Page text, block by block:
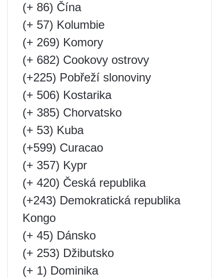
(+ 86) Čína
(+ 57) Kolumbie
(+ 269) Komory
(+ 682) Cookovy ostrovy
(+225) Pobřeží slonoviny
(+ 506) Kostarika
(+ 385) Chorvatsko
(+ 53) Kuba
(+599) Curacao
(+ 357) Kypr
(+ 420) Česká republika
(+243) Demokratická republika
Kongo
(+ 45) Dánsko
(+ 253) Džibutsko
(+ 1) Dominika